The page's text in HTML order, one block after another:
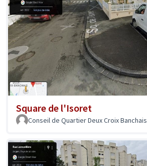
Square de l'Isoret
Conseil de Quartier Deux Croix Banchais